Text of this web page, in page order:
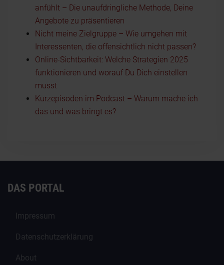
anfühlt – Die unaufdringliche Methode, Deine
Angebote zu präsentieren
Nicht meine Zielgruppe – Wie umgehen mit
Interessenten, die offensichtlich nicht passen?
Online-Sichtbarkeit: Welche Strategien 2025
funktionieren und worauf Du Dich einstellen
musst
Kurzepisoden im Podcast – Warum mache ich
das und was bringt es?
DAS PORTAL
Impressum
Datenschutzerklärung
About